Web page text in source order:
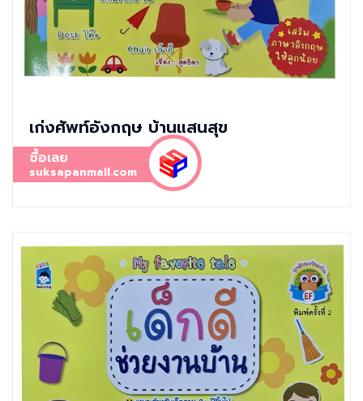
เก่งศัพท์อังกฤษ บ้านแสนสุข
ซื้อเลย
suksapanmall.com